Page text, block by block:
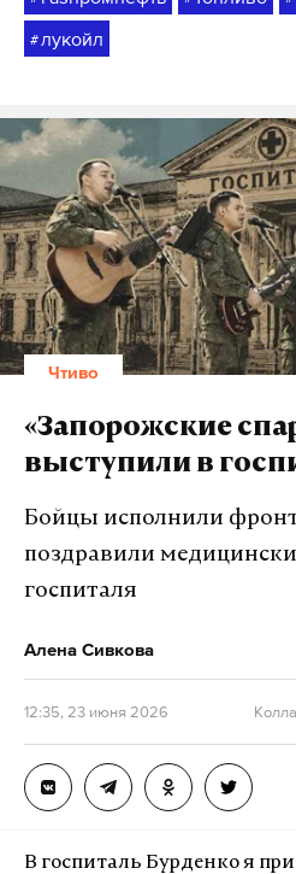
# лукойл
Чтиво
«Запорожские
выступили в
Бойцы исполнили
поздравили
госпиталя
Алена Сивкова
12:35, 23 июня 2026
В госпиталь Бурденко я